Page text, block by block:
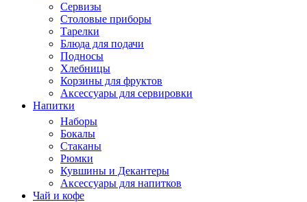
Сервизы
Столовые приборы
Тарелки
Блюда для подачи
Подносы
Хлебницы
Корзины для фруктов
Аксессуары для сервировки
Напитки
Наборы
Бокалы
Стаканы
Рюмки
Кувшины и Декантеры
Аксессуары для напитков
Чай и кофе